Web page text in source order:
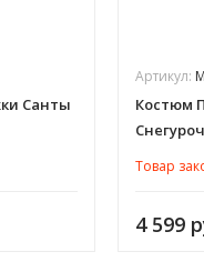
Санты
Артикул:
Костюм
Товар
4 599